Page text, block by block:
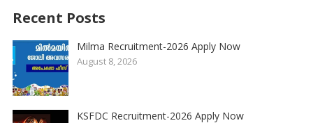
Recent Posts
Milma Recruitment-2026 Apply Now
August 8, 2026
KSFDC Recruitment-2026 Apply Now